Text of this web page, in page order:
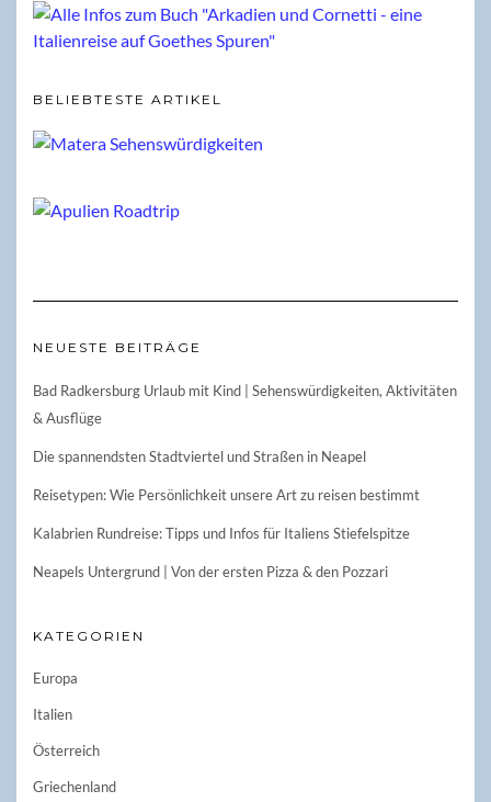
BELIEBTESTE ARTIKEL
NEUESTE BEITRÄGE
Bad Radkersburg Urlaub mit Kind | Sehenswürdigkeiten, Aktivitäten
& Ausflüge
Die spannendsten Stadtviertel und Straßen in Neapel
Reisetypen: Wie Persönlichkeit unsere Art zu reisen bestimmt
Kalabrien Rundreise: Tipps und Infos für Italiens Stiefelspitze
Neapels Untergrund | Von der ersten Pizza & den Pozzari
KATEGORIEN
Europa
Italien
Österreich
Griechenland